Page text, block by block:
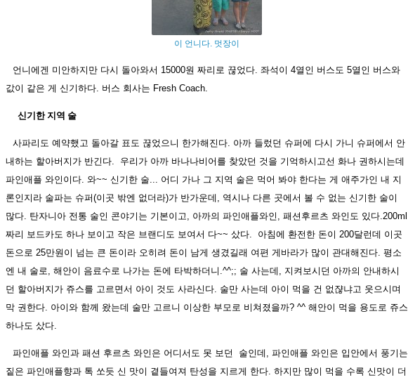
이 언니다. 멋장이
언니에겐 미안하지만 다시 돌아와서 15000원 짜리로 끊었다. 좌석이 4열인 버스도 5열인 버스와
값이 같은 게 신기하다. 버스 회사는 Fresh Coach.
신기한 지역 술
사파리도 예약했고 돌아갈 표도 끊었으니 한가해진다. 아까 들렀던 슈퍼에 다시 가니 슈퍼에서 안
내하는 할아버지가 반긴다. 우리가 아까 바나나비어를 찾았던 것을 기억하시고선 화나 권하시는데
파인애플 와인이다. 와~~ 신기한 술... 어디 가나 그 지역 술은 먹어 봐야 한다는 게 애주가인 내 지
론인지라 술파는 슈퍼(이곳 밖엔 없더라)가 반가운데, 역시나 다른 곳에서 볼 수 없는 신기한 술이
많다. 탄자니아 전통 술인 콘야기는 기본이고, 아까의 파인애플와인, 패션후르츠 와인도 있다.200ml
짜리 보드카도 하나 보이고 작은 브랜디도 보여서 다~~ 샀다. 아침에 환전한 돈이 200달런데 이곳
돈으로 25만원이 넘는 큰 돈이라 오히려 돈이 남게 생겼길래 여편 게바라가 많이 관대해진다. 평소
엔 내 술로, 해안이 음료수로 나가는 돈에 타박하더니.^^;; 술 사는데, 지켜보시던 아까의 안내하시
던 할아버지가 쥬스를 고르면서 아이 것도 사라신다. 술만 사는데 아이 먹을 건 없쟎냐고 웃으시며
막 권한다. 아이와 함께 왔는데 술만 고르니 이상한 부모로 비쳐졌을까? ^^ 해안이 먹을 용도로 쥬스
하나도 샀다.
파인애플 와인과 패션 후르츠 와인은 어디서도 못 보던 술인데, 파인애플 와인은 입안에서 풍기는
짙은 파인애플향과 톡 쏘듯 신 맛이 곁들여져 탄성을 지르게 한다. 하지만 많이 먹을 수록 신맛이 더